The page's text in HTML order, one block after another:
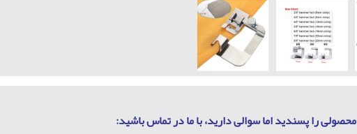
محصولی را پسندید اما سوالی دارید، با ما در تماس باشيد: